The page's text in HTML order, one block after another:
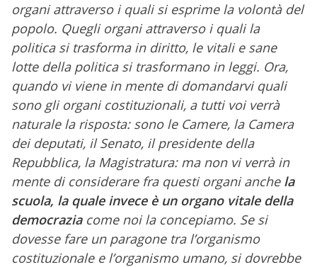
organi attraverso i quali si esprime la volontà del
popolo. Quegli organi attraverso i quali la
politica si trasforma in diritto, le vitali e sane
lotte della politica si trasformano in leggi. Ora,
quando vi viene in mente di domandarvi quali
sono gli organi costituzionali, a tutti voi verrà
naturale la risposta: sono le Camere, la Camera
dei deputati, il Senato, il presidente della
Repubblica, la Magistratura: ma non vi verrà in
mente di considerare fra questi organi anche la
scuola, la quale invece è un organo vitale della
democraziacome noi la concepiamo. Se si
dovesse fare un paragone tra l’organismo
costituzionale e l’organismo umano, si dovrebbe